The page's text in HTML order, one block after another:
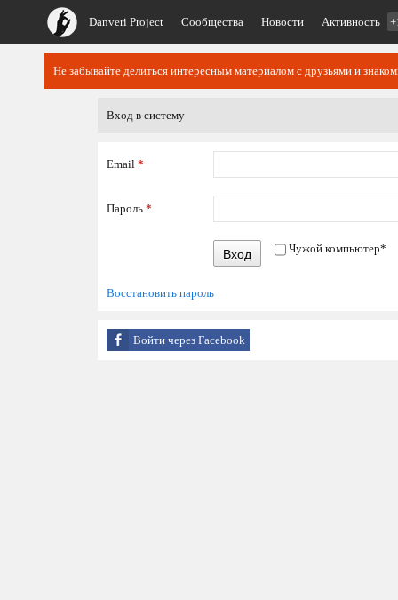
Danveri Project Сообщества Новости Активность
Не забывайте делиться интересным материалом с друзьями и
Вход в систему
Email *
Пароль *
Вход Чужой компьютер*
Восстановить пароль
Войти через Facebook